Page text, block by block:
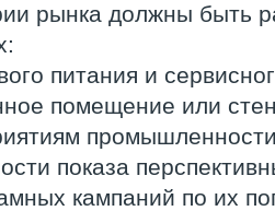
рынка должны быть
питания и
помещение или
показа
кампаний по их